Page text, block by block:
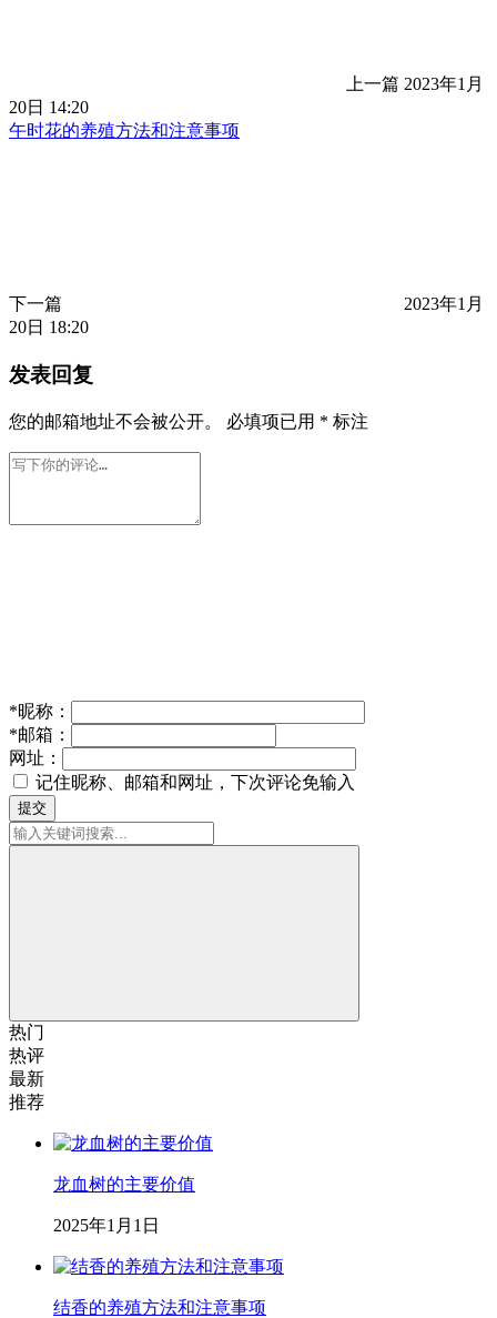
上一篇 2023年1月
20日 14:20
午时花的养殖方法和注意事项
下一篇
2023年1月
20日 18:20
发表回复
您的邮箱地址不会被公开。 必填项已用 * 标注
*昵称：
*邮箱：
网址：
记住昵称、邮箱和网址，下次评论免输入
提交
热门
热评
最新
推荐
龙血树的主要价值
2025年1月1日
结香的养殖方法和注意事项